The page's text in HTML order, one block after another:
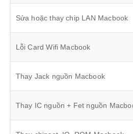
Sửa hoặc thay chip LAN Macbook
Lỗi Card Wifi Macbook
Thay Jack nguồn Macbook
Thay IC nguồn + Fet nguồn